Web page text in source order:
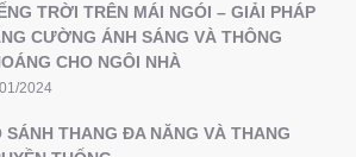
TRỜI TRÊN MÁI NGÓI – GIẢI PHÁP
CƯỜNG ÁNH SÁNG VÀ THÔNG
CHO NGÔI NHÀ
2024
SÁNH THANG ĐA NĂNG VÀ THANG